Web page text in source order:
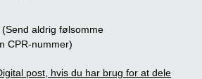
(Send aldrig følsomme
CPR-nummer)
post, hvis du har brug for at dele